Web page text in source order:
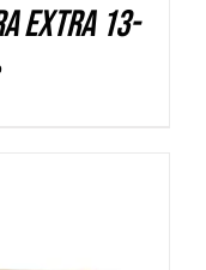
Extra 13-